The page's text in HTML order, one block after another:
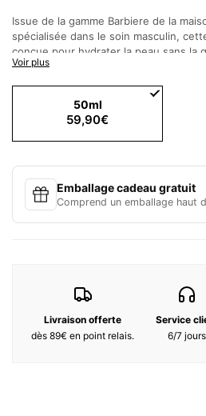
Issue de la gamme Barbiere de la
spécialisée dans le soin masculin,
conçue pour hydrater la peau sans la
végétaux, elle embellit le grain de
Détail du produit
Cette crème visage pour homme
sans effet gras. Enrichie aux extraits
Conseils d'utilisation :
Utilisez matin et/ou soir après le
aqua (water), glycerin, propylheptyl
caprylate/caprate, propanediol,
Voir plus
50ml
59,90€
Emballage cadeau gratuit
Comprend un emballage haut
Livraison offerte
dès 89€ en point relais.
Service
6/7 jours